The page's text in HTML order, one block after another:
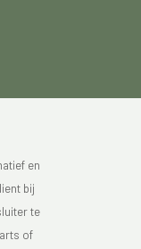
en
bij
te
of